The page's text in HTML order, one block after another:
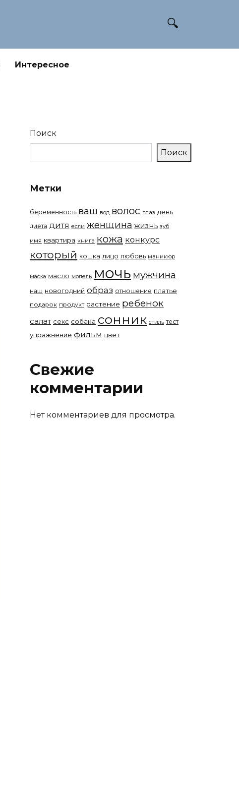
Интересное
Поиск
Поиск
Метки
беременность ваш вод волос глаз день
диета дитя если женщина жизнь зуб
имя квартира книга кожа конкурс
который кошка лицо любовь маникюр
маска масло модель мочь мужчина
наш новогодний образ отношение платье
подарок продукт растение ребенок
салат секс собака сонник стиль тест
упражнение фильм цвет
Свежие
комментарии
Нет комментариев для просмотра.